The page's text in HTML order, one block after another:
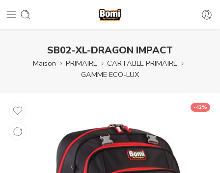
SB02-XL-DRAGON IMPACT
Maison PRIMAIRE
CARTABLE PRIMAIRE
GAMME ECO-LUX
-42%